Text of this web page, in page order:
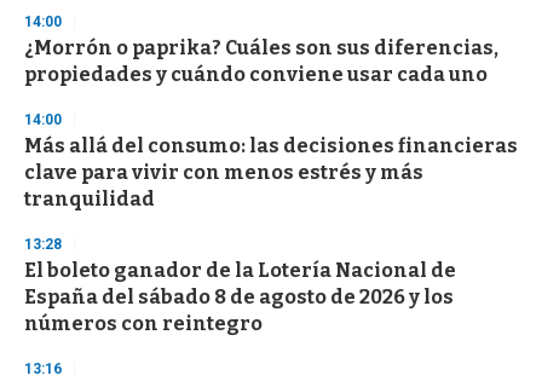
3
s
e
c
n
d
14:00
¿Morrón o paprika? Cuáles son sus diferencias,
propiedades y cuándo conviene usar cada uno
14:00
Más allá del consumo: las decisiones financieras
clave para vivir con menos estrés y más
tranquilidad
13:28
El boleto ganador de la Lotería Nacional de
España del sábado 8 de agosto de 2026 y los
números con reintegro
13:16